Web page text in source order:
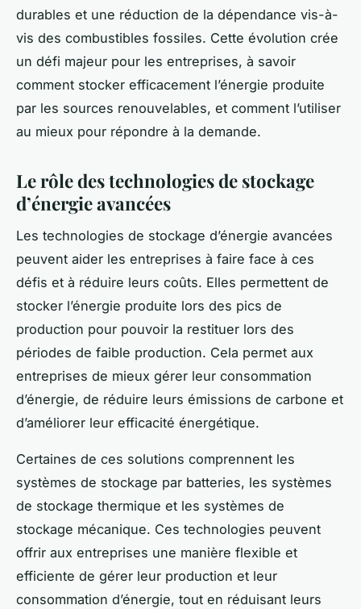
durables et une réduction de la dépendance vis-à-
vis des combustibles fossiles. Cette évolution crée
un défi majeur pour les entreprises, à savoir
comment stocker efficacement l’énergie produite
par les sources renouvelables, et comment l’utiliser
au mieux pour répondre à la demande.
Le rôle des technologies de stockage
d’énergie avancées
Les technologies de stockage d’énergie avancées
peuvent aider les entreprises à faire face à ces
défis et à réduire leurs coûts. Elles permettent de
stocker l’énergie produite lors des pics de
production pour pouvoir la restituer lors des
périodes de faible production. Cela permet aux
entreprises de mieux gérer leur consommation
d’énergie, de réduire leurs émissions de carbone et
d’améliorer leur efficacité énergétique.
Certaines de ces solutions comprennent les
systèmes de stockage par batteries, les systèmes
de stockage thermique et les systèmes de
stockage mécanique. Ces technologies peuvent
offrir aux entreprises une manière flexible et
efficiente de gérer leur production et leur
consommation d’énergie, tout en réduisant leurs